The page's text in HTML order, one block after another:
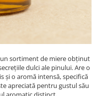
sortiment de miere obținut
dulci ale pinului. Are o
și o aromă intensă, specifică
apreciată pentru gustul său